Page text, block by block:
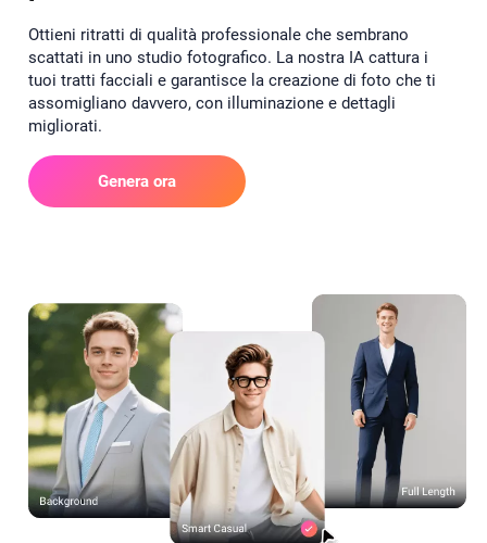
Ottieni ritratti di qualità professionale che sembrano
scattati in uno studio fotografico. La nostra IA cattura i
tuoi tratti facciali e garantisce la creazione di foto che ti
assomigliano davvero, con illuminazione e dettagli
migliorati.
Genera ora